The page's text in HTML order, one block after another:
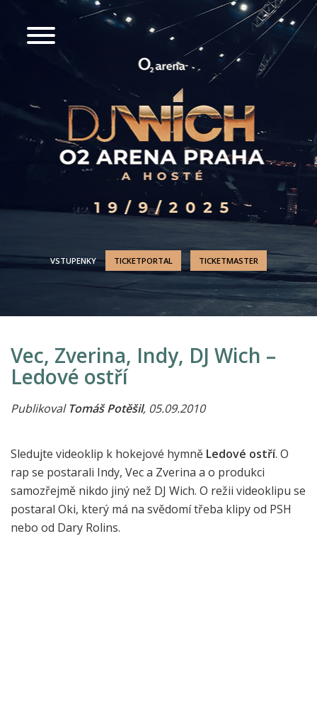
VSTUPENKY TICKETPORTAL TICKETMASTER
Vec, Zverina, Indy, DJ Wich –
Ledové ostří
PublikovalTomáš Potěšil, 05.09.2010
Sledujte videoklip k hokejové hymně Ledové ostří. O
rap se postarali Indy, Vec a Zverina a o produkci
samozřejmě nikdo jiný než DJ Wich. O režii videoklipu se
postaral Oki, který má na svědomí třeba klipy od PSH
nebo od Dary Rolins.